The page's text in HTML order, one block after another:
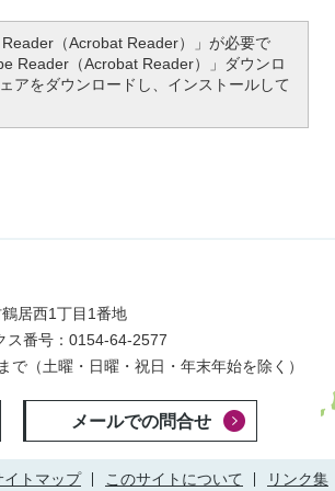
（Acrobat Reader）」が必要で
Reader（Acrobat Reader）」ダウンロ
アをダウンロードし、インストールして
居西1丁目1番地
ス番号：0154-64-2577
で （土曜・日曜・祝日・年末年始を除く）
メールでの問合せ
イトマップ このサイトについて リンク集